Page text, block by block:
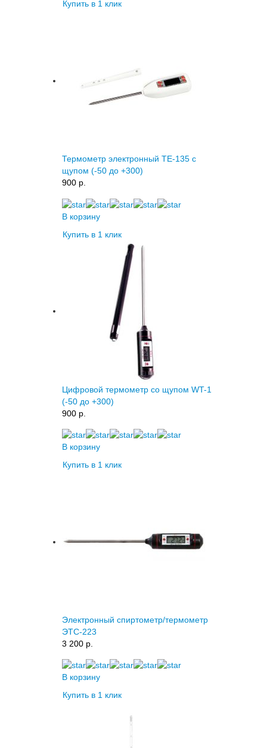
Купить в 1 клик
Термометр электронный ТЕ-135 с
щупом (-50 до +300)
900 p.
В корзину
Купить в 1 клик
Цифровой термометр со щупом WT-1
(-50 до +300)
900 p.
В корзину
Купить в 1 клик
Электронный спиртометр/термометр
ЭТС-223
3 200 p.
В корзину
Купить в 1 клик